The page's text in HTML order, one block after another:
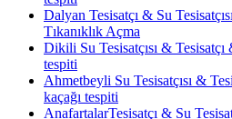
Dalyan Tesisatçı & Su
Tıkanıklık Açma
Dikili Su Tesisatçısı &
tespiti
Ahmetbeyli Su Tesisatçısı &
kaçağı tespiti
AnafartalarTesisatçı & Su